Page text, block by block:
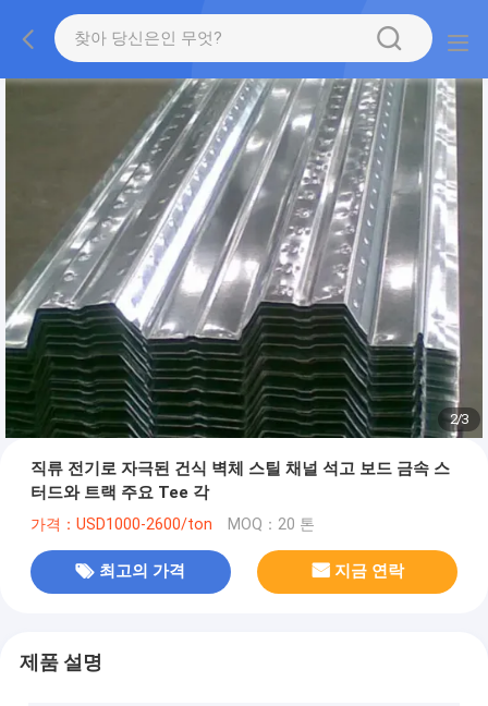
2/3
직류 전기로 자극된 건식 벽체 스틸 채널 석고 보드 금속 스
터드와 트랙 주요 Tee 각
가격：USD1000-2600/ton MOQ：20 톤
최고의 가격 지금 연락
제품 설명